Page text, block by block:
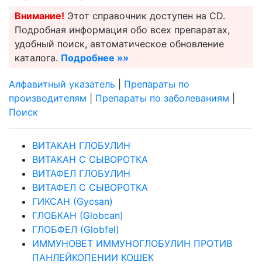
Внимание! Этот справочник доступен на CD.
Подробная информация обо всех препаратах,
удобный поиск, автоматическое обновление
каталога. Подробнее »»
Алфавитный указатель
Препараты по
производителям
Препараты по заболеваниям
Поиск
ВИТАКАН ГЛОБУЛИН
ВИТАКАН С СЫВОРОТКА
ВИТАФЕЛ ГЛОБУЛИН
ВИТАФЕЛ С СЫВОРОТКА
ГИКСАН (Gycsan)
ГЛОБКАН (Globcan)
ГЛОБФЕЛ (Globfel)
ИММУНОВЕТ ИММУНОГЛОБУЛИН ПРОТИВ
ПАНЛЕЙКОПЕНИИ КОШЕК